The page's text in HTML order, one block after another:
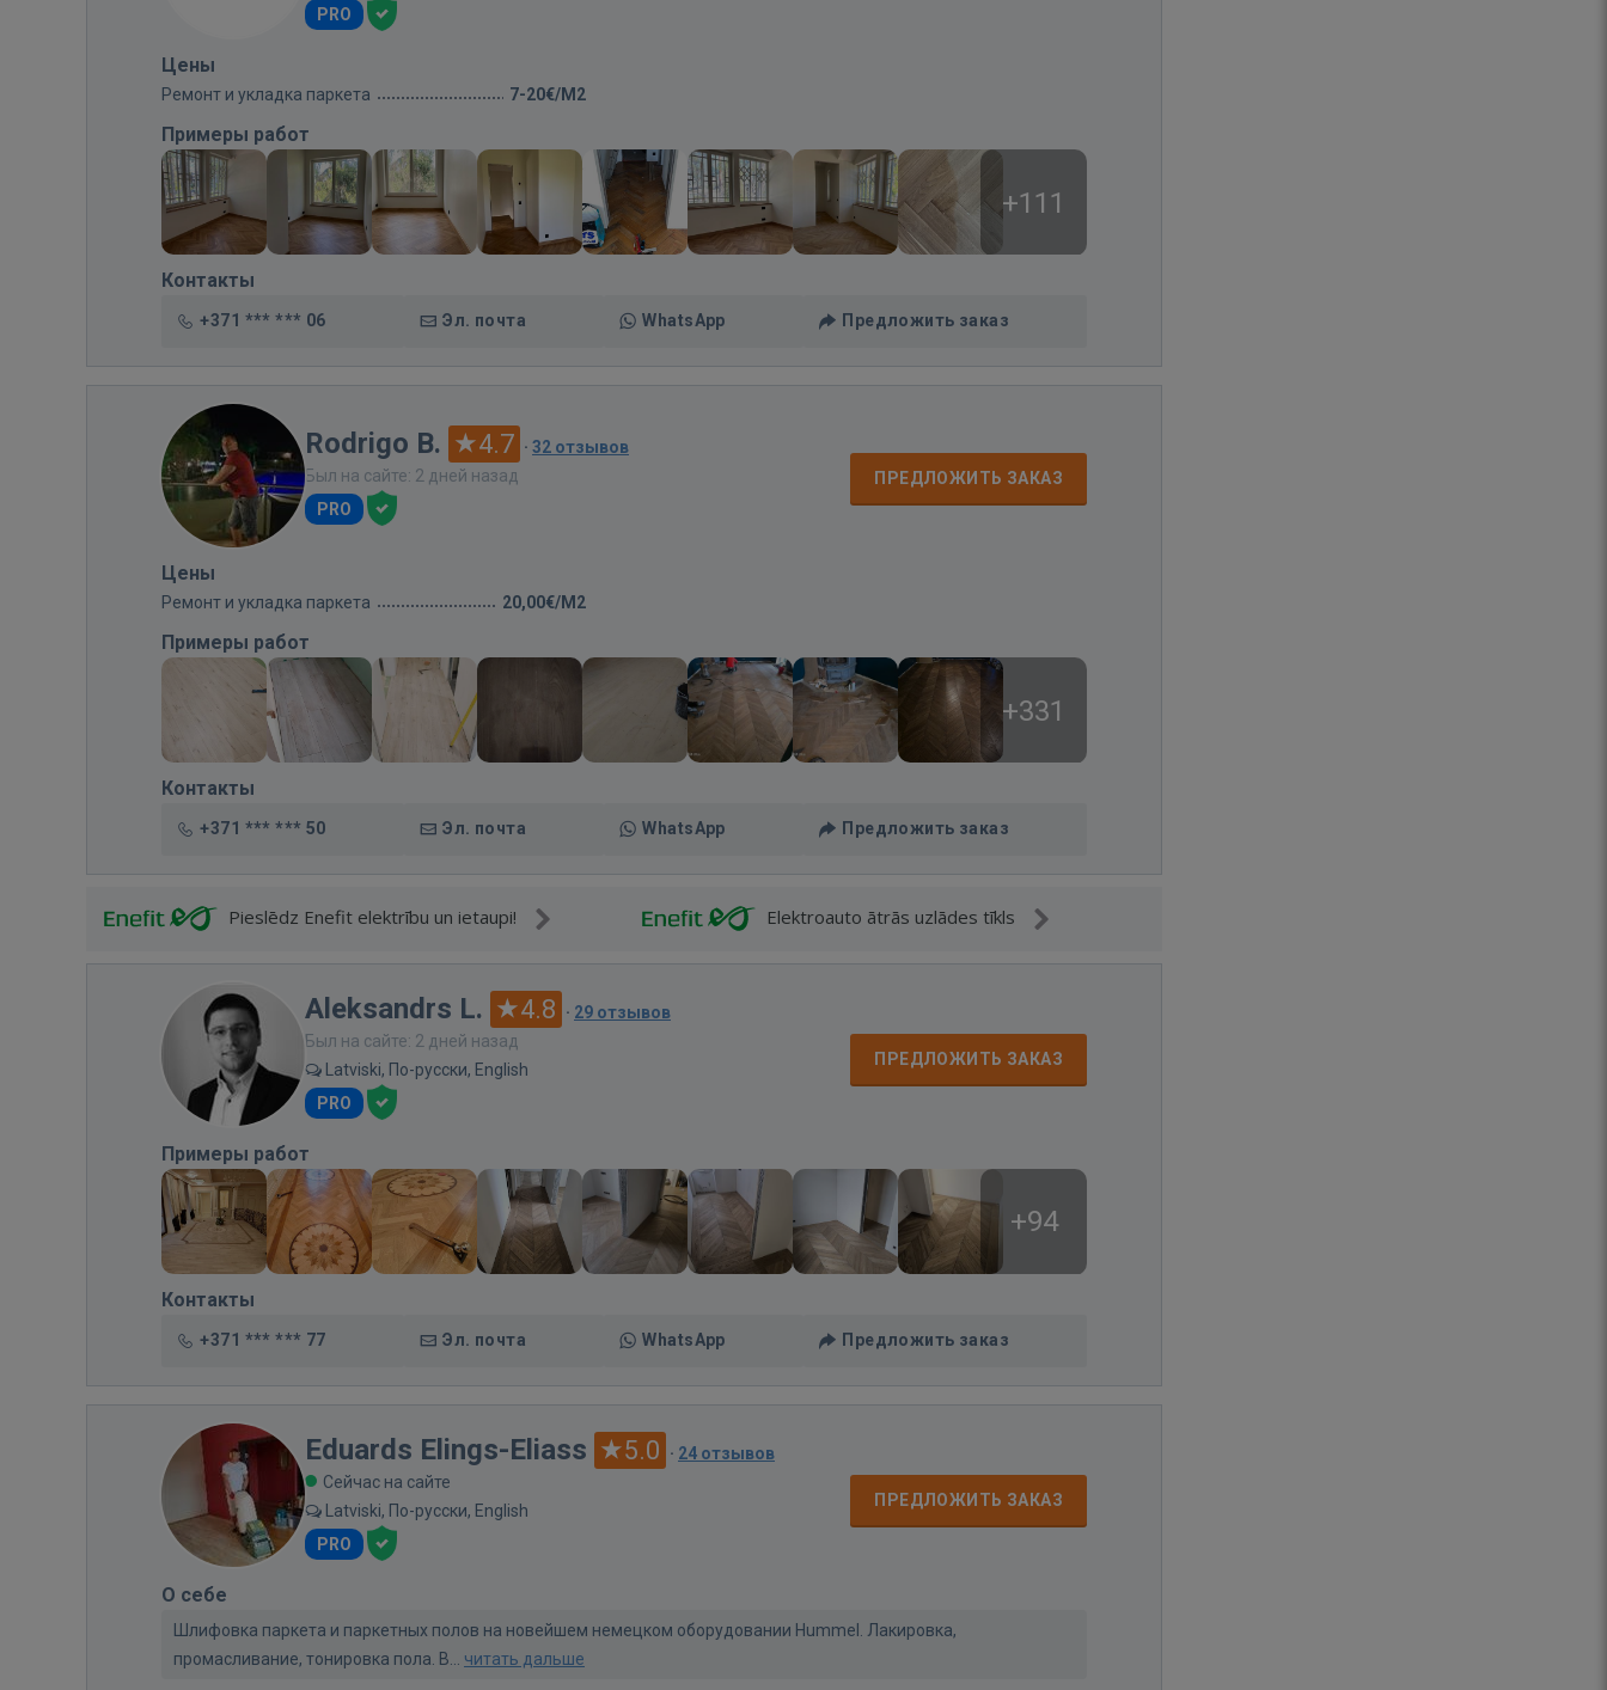
PRO
Цены
Ремонт и укладка паркета 7-20€/M2
Примеры работ
+111
Контакты
+371 *** *** 06 Эл. почта WhatsApp Предложить заказ
Rodrigo B. 4.7 · 32 отзывов
Был на сайте: 2 дней назад
PRO
ПРЕДЛОЖИТЬ ЗАКАЗ
Цены
Ремонт и укладка паркета 20,00€/M2
Примеры работ
+331
Контакты
+371 *** *** 50 Эл. почта WhatsApp Предложить заказ
Pieslēdz Enefit elektrību un ietaupi! Elektroauto ātrās uzlādes tīkls
Aleksandrs L. 4.8 · 29 отзывов
Был на сайте: 2 дней назад
Latviski, По-русски, English
PRO
ПРЕДЛОЖИТЬ ЗАКАЗ
Примеры работ
+94
Контакты
+371 *** *** 77 Эл. почта WhatsApp Предложить заказ
Eduards Elings-Eliass 5.0 · 24 отзывов
Сейчас на сайте
Latviski, По-русски, English
PRO
ПРЕДЛОЖИТЬ ЗАКАЗ
О себе
Шлифовка паркета и паркетных полов на новейшем немецком оборудовании Hummel. Лакировка,
промасливание, тонировка пола. В... читать дальше